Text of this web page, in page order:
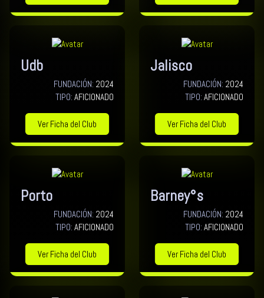
Udb
FUNDACIÓN: 2024
TIPO: AFICIONADO
Ver Ficha del Club
Jalisco
FUNDACIÓN: 2024
TIPO: AFICIONADO
Ver Ficha del Club
Porto
FUNDACIÓN: 2024
TIPO: AFICIONADO
Ver Ficha del Club
Barney°s
FUNDACIÓN: 2024
TIPO: AFICIONADO
Ver Ficha del Club